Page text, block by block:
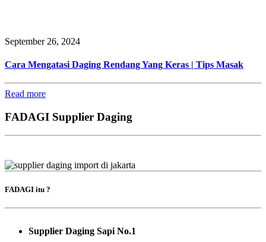
September 26, 2024
Cara Mengatasi Daging Rendang Yang Keras | Tips Masak
Read more
FADAGI Supplier Daging
FADAGI itu ?
Supplier Daging Sapi No.1